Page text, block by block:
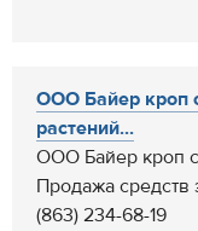
ООО Байер кроп
растений...
ООО Байер кроп
Продажа средств
(863) 234-68-19